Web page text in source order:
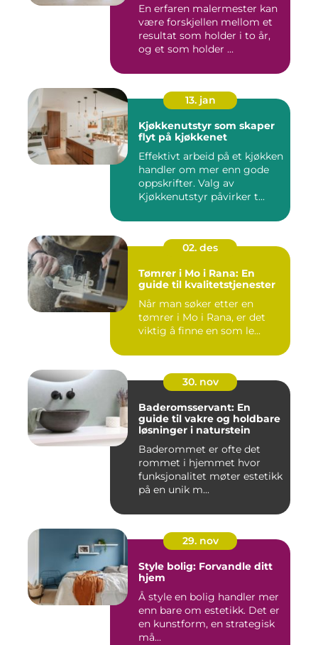
En erfaren malermester kan
være forskjellen mellom et
resultat som holder i to år,
og et som holder ...
13. jan
Kjøkkenutstyr som skaper
flyt på kjøkkenet
Effektivt arbeid på et kjøkken
handler om mer enn gode
oppskrifter. Valg av
Kjøkkenutstyr påvirker t...
02. des
Tømrer i Mo i Rana: En
guide til kvalitetstjenester
Når man søker etter en
tømrer i Mo i Rana, er det
viktig å finne en som le...
30. nov
Baderomsservant: En
guide til vakre og holdbare
løsninger i naturstein
Baderommet er ofte det
rommet i hjemmet hvor
funksjonalitet møter estetikk
på en unik m...
29. nov
Style bolig: Forvandle ditt
hjem
Å style en bolig handler mer
enn bare om estetikk. Det er
en kunstform, en strategisk
må...